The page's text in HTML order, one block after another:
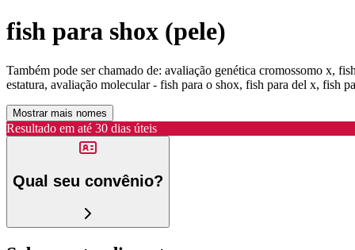
fish para shox (pele)
Também pode ser chamado de: avaliação genética cromossomo x,
estatura, avaliação molecular - fish para o shox, fish para del x, fish
Mostrar mais nomes
Resultado em até 30 dias úteis
Qual seu convênio?